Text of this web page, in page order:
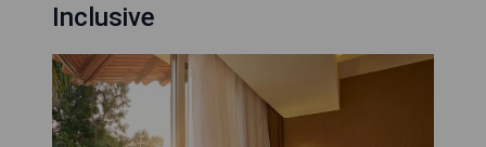
Inclusive